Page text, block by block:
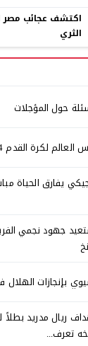
اكتشف عجائب مصر
الثري
حول المؤجلات
القدم 2034 السعودية
يفارق الحياة
جهود نجمي
بإنجازات
ريال مدريد بطلاً
تعرف...